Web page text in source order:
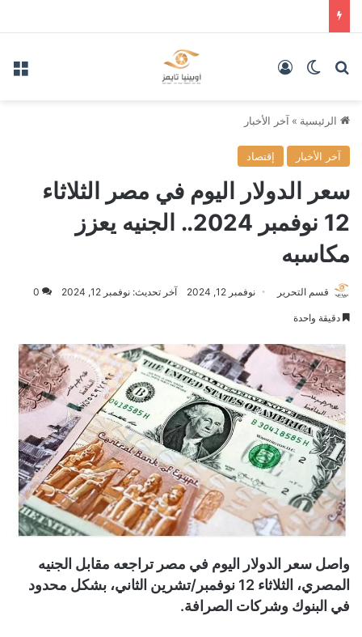
بحث عنالوضع المظلم
الرئيسية » آخر الأخبار
آخر الأخبار إقتصاد
سعر الدولار اليوم في مصر الثلاثاء
12 نوفمبر 2024.. الجنيه يعزز
مكاسبه
قسم التحرير نوفمبر 12, 2024 آخر تحديث: نوفمبر 12, 2024 0
دقيقة واحدة
واصل سعر الدولار اليوم في مصر تراجعه مقابل الجنيه
المصري، الثلاثاء 12 نوفمبر/تشرين الثاني، بشكل محدود
في البنوك وشركات الصرافة.